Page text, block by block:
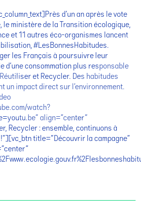
d’un an après le vote
ministère de la Transition écologique,
et 11 autres éco-organismes lancent
#LesBonnesHabitudes.
les Français à poursuivre leur
d’une consommation plus responsable
et Recycler. Des habitudes
un impact direct sur l’environnement.
watch?
align=”center”
Recycler : ensemble, continuons à
title=”Découvrir la campagne”